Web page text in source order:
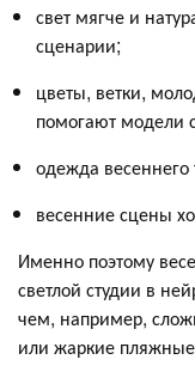
свет мягче и
сценарии;
цветы, ветки,
помогают модели
одежда
весенние сцены
Именно поэтому
светлой студии в
чем, например,
или жаркие